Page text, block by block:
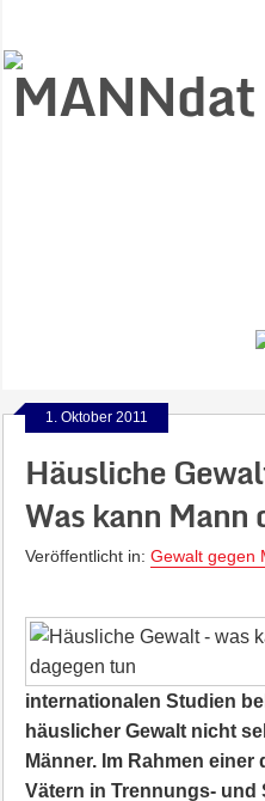
1. Oktober 2011
Häusliche
Was kann Mann
Veröffentlicht in: Gewalt gegen
internationalen Studien
häuslicher Gewalt nicht
Männer. Im Rahmen
Vätern in Trennungs-